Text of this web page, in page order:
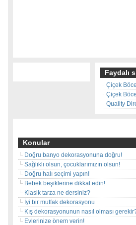
Faydalı
Çiçek
Çiçek
Quality
Konular
Doğru banyo dekorasyonuna doğru!
Sağlıklı olsun, çocuklarımızın olsun!
Doğru halı seçimi yapın!
Bebek beşiklerine dikkat edin!
Klasik tarza ne dersiniz?
İyi bir mutfak dekorasyonu
Kış dekorasyonunun nasıl olması
Evlerinize önem verin!